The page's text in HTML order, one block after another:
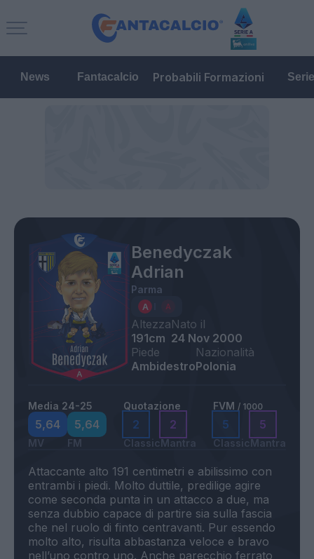
News Fantacalcio Probabili Formazioni
Benedyczak
Adrian
Parma
Altezza
191cm
Nato il
24 Nov 2000
Piede
Ambidestro
Nazionalità
Polonia
Media 24-25
5,64
MV
5,64
FM
Quotazione
2
Classic
2
Mantra
FVM / 1000
5
Classic
5
Mantra
Attaccante alto 191 centimetri e abilissimo con
entrambi i piedi. Molto duttile, predilige agire
come seconda punta in un attacco a due, ma
senza dubbio capace di partire sia sulla fascia
che nel ruolo di finto centravanti. Pur essendo
molto alto, risulta abbastanza veloce e bravo
nell’uno contro uno. Anche parecchio ferrato